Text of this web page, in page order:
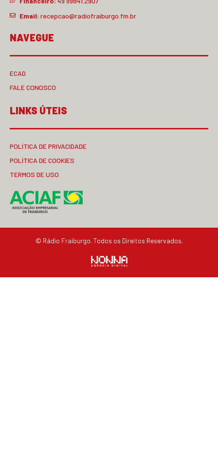
Email: recepcao@radiofraiburgo.fm.br
NAVEGUE
ECAD
FALE CONOSCO
LINKS ÚTEIS
POLÍTICA DE PRIVACIDADE
POLÍTICA DE COOKIES
TERMOS DE USO
© Rádio Fraiburgo. Todos os Direitos Reservados.